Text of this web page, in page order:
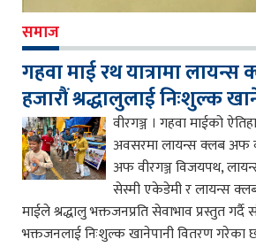
समाज
गहवा माई रथ यात्रामा
हजारौं श्रद्धालुलाई निःशुल्क
वीरगञ्ज । गहवा माईको
अवसरमा लायन्स क्लब अफ
अफ वीरगञ्ज विजयपथ,
सेस्मी एकेडेमी र लायन्स
माईले श्रद्धालु भक्तजनप्रति सेवाभाव प्रस्तुत
भक्तजनलाई निःशुल्क खानेपानी वितरण गरेका